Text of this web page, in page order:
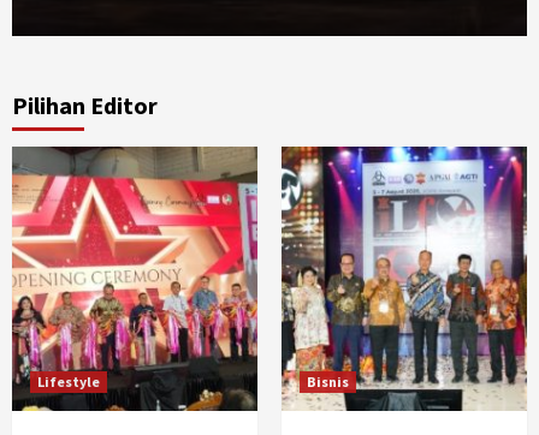
Pilihan Editor
Lifestyle Bisnis